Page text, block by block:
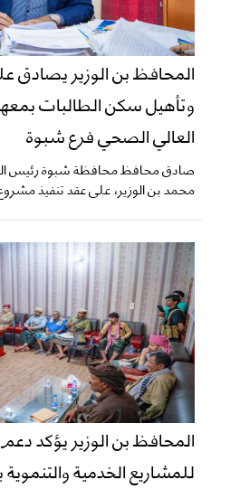
المحافظ بن الوزير يصادق
وتأهيل سكن الطالبات
العالي الصحي فرع شبوة
صادق محافظ محافظة شبوة رئيس
محمد بن الوزير، على عقد تنفيذ
المحافظ بن الوزير يؤكد
للمشاريع الخدمية